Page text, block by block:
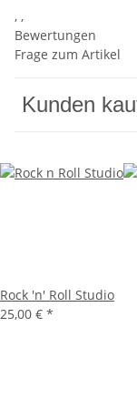
, ,
Bewertungen
Frage zum Artikel
Kunden
Rock 'n' Roll Studio
25,00 € *